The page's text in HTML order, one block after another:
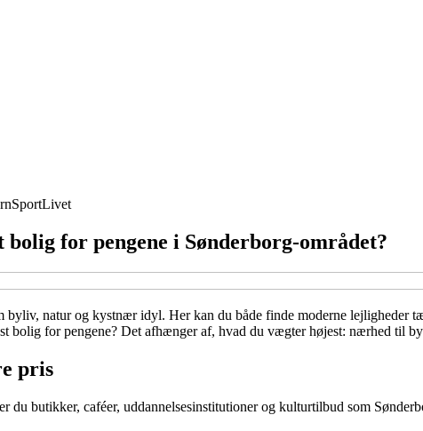
SportLivet
for pengene i Sønderborg-området?
byliv, natur og kystnær idyl. Her kan du både finde moderne lejligheder
bolig for pengene? Det afhænger af, hvad du vægter højest: nærhed til
pris
du butikker, caféer, uddannelsesinstitutioner og kulturtilbud som